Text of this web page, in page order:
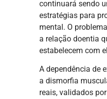
continuará sendo
estratégias para
mental. O
a relação doentia
estabelecem com
A dependência de
a dismorfia
reais, validados